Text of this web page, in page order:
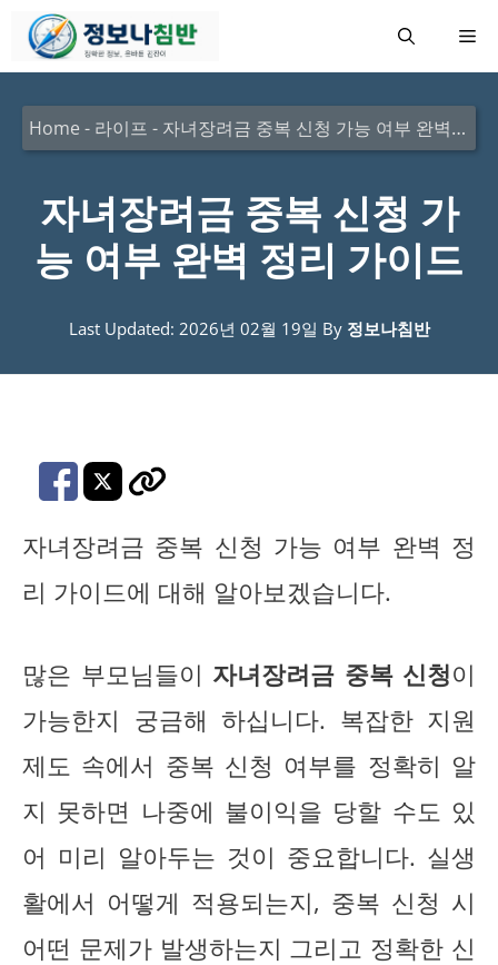
메
Home - 라이프 - 자녀장려금 중복 신청 가능 여부 완벽 정리 가이드
자녀장려금 중복 신청 가
능 여부 완벽 정리 가이드
Last Updated: 2026년 02월 19일 By 정보나침반
자녀장려금 중복 신청 가능 여부 완벽 정
리 가이드에 대해 알아보겠습니다.
많은 부모님들이 자녀장려금 중복 신청이
가능한지 궁금해 하십니다. 복잡한 지원
제도 속에서 중복 신청 여부를 정확히 알
지 못하면 나중에 불이익을 당할 수도 있
어 미리 알아두는 것이 중요합니다. 실생
활에서 어떻게 적용되는지, 중복 신청 시
어떤 문제가 발생하는지 그리고 정확한 신